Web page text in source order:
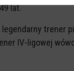
lat.
legendarny trener
IV-ligowej